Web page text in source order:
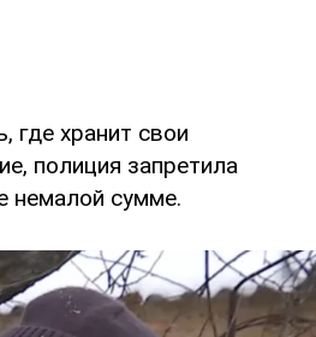
где хранит свои
полиция запретила
немалой сумме.